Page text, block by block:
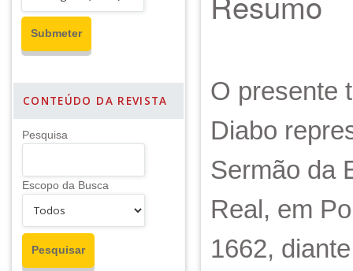
CONTEÚDO DA REVISTA
Pesquisa
Escopo da Busca
O presente
Diabo
Sermão da
Real, em
1662,